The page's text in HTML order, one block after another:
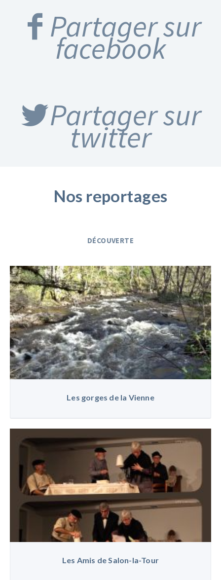
Partager sur
facebook
Partager sur
twitter
Nos reportages
DÉCOUVERTE
Les gorges de la Vienne
Les Amis de Salon-la-Tour